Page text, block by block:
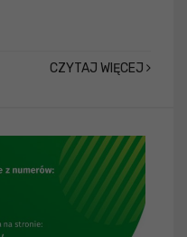
CZYTAJ WIĘCEJ